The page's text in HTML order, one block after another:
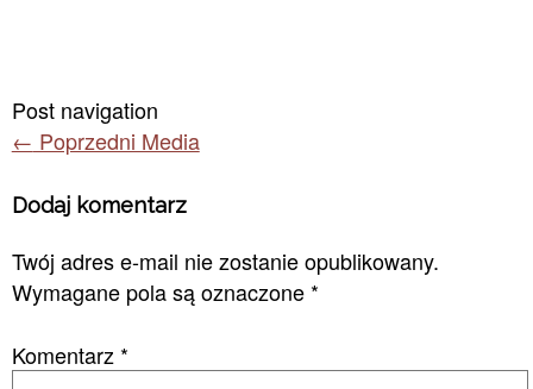
Post navigation
← Poprzedni Media
Dodaj komentarz
Twój adres e-mail nie zostanie opublikowany.
Wymagane pola są oznaczone *
Komentarz *